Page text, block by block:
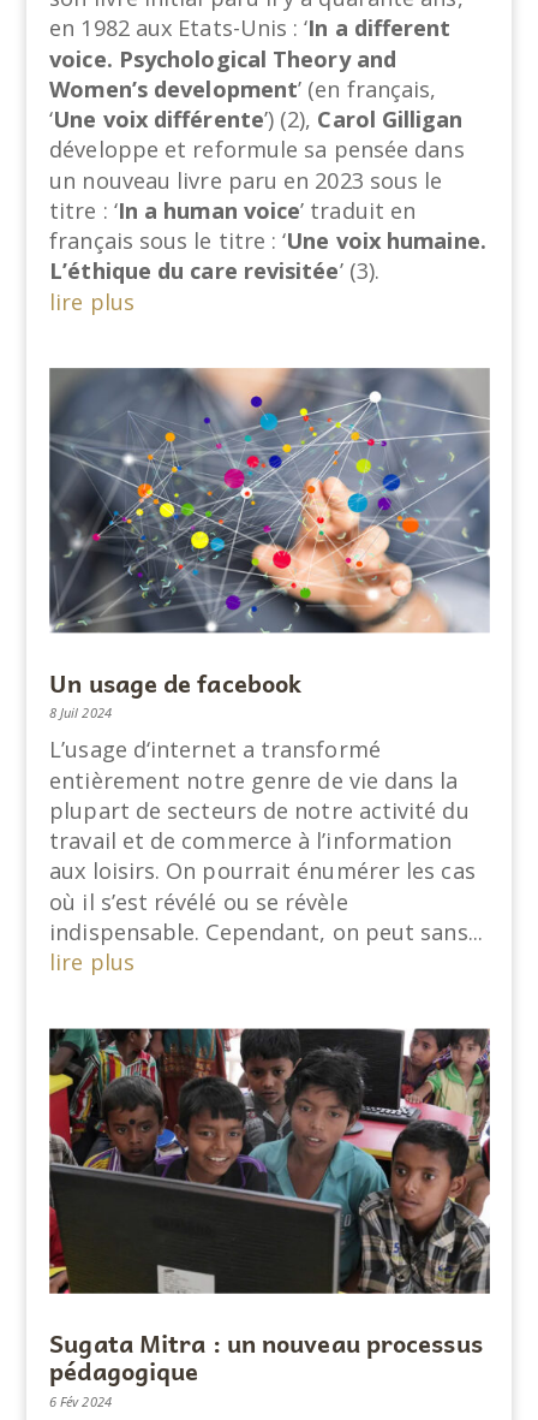
en 1982 aux Etats-Unis : ‘In a different
voice. Psychological Theory and
Women’s development’ (en français,
‘Une voix différente’) (2), Carol Gilligan
développe et reformule sa pensée dans
un nouveau livre paru en 2023 sous le
titre : ‘In a human voice’ traduit en
français sous le titre : ‘Une voix humaine.
L’éthique du care revisitée’ (3).
lire plus
Un usage de facebook
8 Juil 2024
L’usage d‘internet a transformé
entièrement notre genre de vie dans la
plupart de secteurs de notre activité du
travail et de commerce à l’information
aux loisirs. On pourrait énumérer les cas
où il s’est révélé ou se révèle
indispensable. Cependant, on peut sans...
lire plus
Sugata Mitra : un nouveau processus
pédagogique
6 Fév 2024